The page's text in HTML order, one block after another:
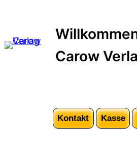
springen
Carow
Kontakt Kasse